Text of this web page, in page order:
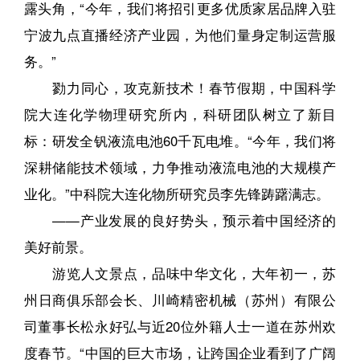
露头角，“今年，我们将招引更多优质家居品牌入驻
宁波九点直播经济产业园，为他们量身定制运营服
务。”
勠力同心，攻克新技术！春节假期，中国科学
院大连化学物理研究所内，科研团队树立了新目
标：研发全钒液流电池60千瓦电堆。“今年，我们将
深耕储能技术领域，力争推动液流电池的大规模产
业化。”中科院大连化物所研究员李先锋踌躇满志。
——产业发展的良好势头，预示着中国经济的
美好前景。
游览人文景点，品味中华文化，大年初一，苏
州日商俱乐部会长、川崎精密机械（苏州）有限公
司董事长松永好弘与近20位外籍人士一道在苏州欢
度春节。“中国的巨大市场，让跨国企业看到了广阔